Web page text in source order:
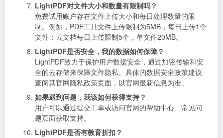
LightPDF对文件大小和数量有限制吗？
免费试用账户存在文件上传大小和每日处理数量的限
制。例如，PDF工具文件上传限制为5MB，每日上传1个
文件；云文档每日上传限制5个，单文件20MB。
LightPDF是否安全，我的数据如何保障？
LightPDF致力于保护用户数据安全，通过加密传输和安
全的云存储来保障文件隐私。具体的数据安全政策建议
查阅其官网隐私政策页面，以官网最新信息为准。
如果遇到问题，我该如何获得支持？
用户可以通过提交工单或访问官网的帮助中心、常见问
题页面获取支持。
LightPDF是否有教育折扣？